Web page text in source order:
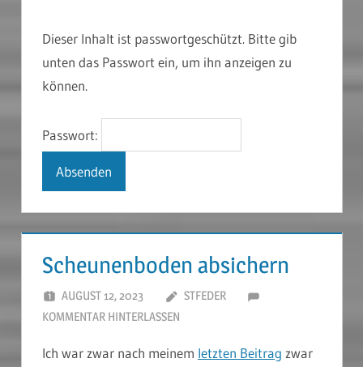
Dieser Inhalt ist passwortgeschützt. Bitte gib
unten das Passwort ein, um ihn anzeigen zu
können.
Passwort:
Scheunenboden absichern
AUGUST 12, 2023
STFEDER
KOMMENTAR HINTERLASSEN
Ich war zwar nach meinem letzten Beitrag zwar